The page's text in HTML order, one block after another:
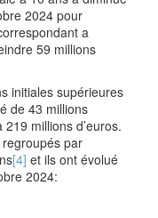
2024 pour
a
59 millions
initiales supérieures
de 43 millions
millions d’euros.
par
[4] et ils ont évolué
2024: